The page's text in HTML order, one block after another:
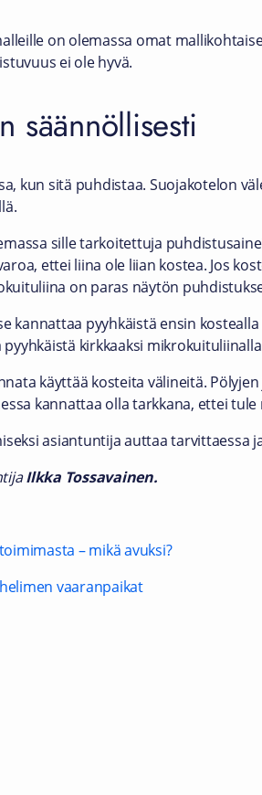
on olemassa omat
ei ole hyvä.
säännöllisesti
kun sitä puhdistaa. Suojakotelon
sille tarkoitettuja
ettei liina ole liian kostea. Jos
on paras näytön
kannattaa pyyhkäistä ensin
kirkkaaksi
käyttää kosteita välineitä.
kannattaa olla tarkkana, ettei tule
asiantuntija auttaa tarvittaessa
Ilkka Tossavainen.
– mikä avuksi?
vaaranpaikat